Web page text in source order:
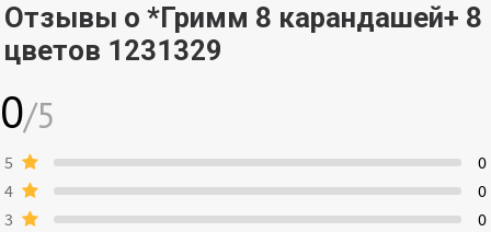
Отзывы о *Гримм 8 карандашей+ 8
цветов 1231329
0/5
5
0
4
0
3
0